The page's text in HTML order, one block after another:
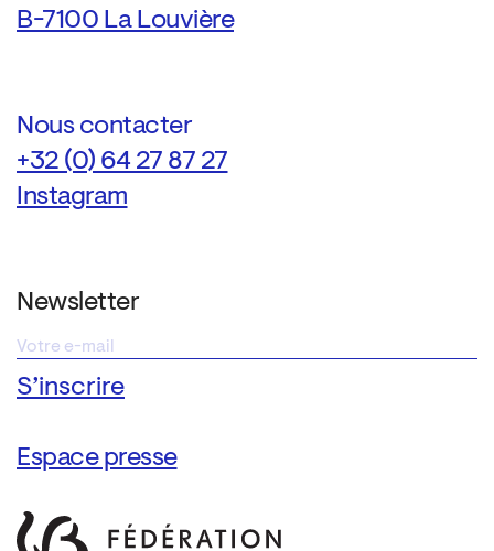
B-7100 La Louvière
Nous contacter
+32 (0) 64 27 87 27
Instagram
Newsletter
Espace presse